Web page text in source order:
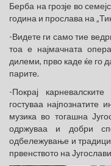
Берба на грозје во
година и прослава на
-Видете ги само тие
тоа е најмачната
дилеми, прво каде ќе го
парите.
-Покрај
гостуваа најпознатите
музика во тогашна
одржуваа и добри
одбележување и
првенството на